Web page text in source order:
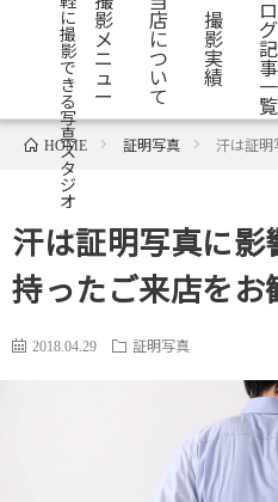
に
撮
影
で
き
る
写
真
ス
タ
ジ
オ
影
メ
ニ
ュ
ー
店
に
つ
い
て
撮
影
実
績
ロ
グ
記
事
一
覧
HOME 証明写真 汗は証明
汗は証明写真に
持ったご来店をお
2018.04.29 証明写真